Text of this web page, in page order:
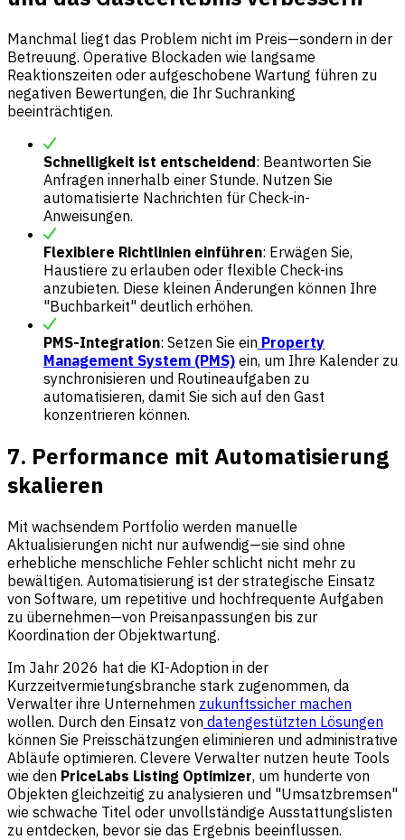
Manchmal liegt das Problem nicht im Preis—sondern in der
Betreuung. Operative Blockaden wie langsame
Reaktionszeiten oder aufgeschobene Wartung führen zu
negativen Bewertungen, die Ihr Suchranking
beeinträchtigen.
Schnelligkeit ist entscheidend: Beantworten Sie
Anfragen innerhalb einer Stunde. Nutzen Sie
automatisierte Nachrichten für Check-in-
Anweisungen.
Flexiblere Richtlinien einführen: Erwägen Sie,
Haustiere zu erlauben oder flexible Check-ins
anzubieten. Diese kleinen Änderungen können Ihre
"Buchbarkeit" deutlich erhöhen.
PMS-Integration: Setzen Sie ein Property
Management System (PMS) ein, um Ihre Kalender zu
synchronisieren und Routineaufgaben zu
automatisieren, damit Sie sich auf den Gast
konzentrieren können.
7. Performance mit Automatisierung
skalieren
Mit wachsendem Portfolio werden manuelle
Aktualisierungen nicht nur aufwendig—sie sind ohne
erhebliche menschliche Fehler schlicht nicht mehr zu
bewältigen. Automatisierung ist der strategische Einsatz
von Software, um repetitive und hochfrequente Aufgaben
zu übernehmen—von Preisanpassungen bis zur
Koordination der Objektwartung.
Im Jahr 2026 hat die KI-Adoption in der
Kurzzeitvermietungsbranche stark zugenommen, da
Verwalter ihre Unternehmen zukunftssicher machen
wollen. Durch den Einsatz von datengestützten Lösungen
können Sie Preisschätzungen eliminieren und administrative
Abläufe optimieren. Clevere Verwalter nutzen heute Tools
wie den PriceLabs Listing Optimizer, um hunderte von
Objekten gleichzeitig zu analysieren und "Umsatzbremsen"
wie schwache Titel oder unvollständige Ausstattungslisten
zu entdecken, bevor sie das Ergebnis beeinflussen.